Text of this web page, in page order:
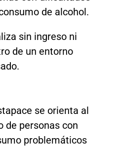
de alcohol.
sin ingreso ni
de un entorno
se orienta al
de personas con
problemáticos